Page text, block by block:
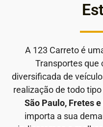
A 123 Carreto é
Transportes que
diversificada de
realização de todo
São Paulo, Fretes
importa a sua